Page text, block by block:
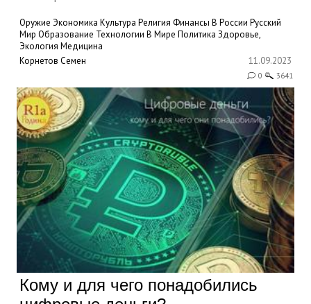
Оружие Экономика Культура Религия Финансы В России Русский
Мир Образование Технологии В Мире Политика Здоровье,
Экология Медицина
Корнетов Семен
11.09.2023
0 3641
Кому и для чего понадобились